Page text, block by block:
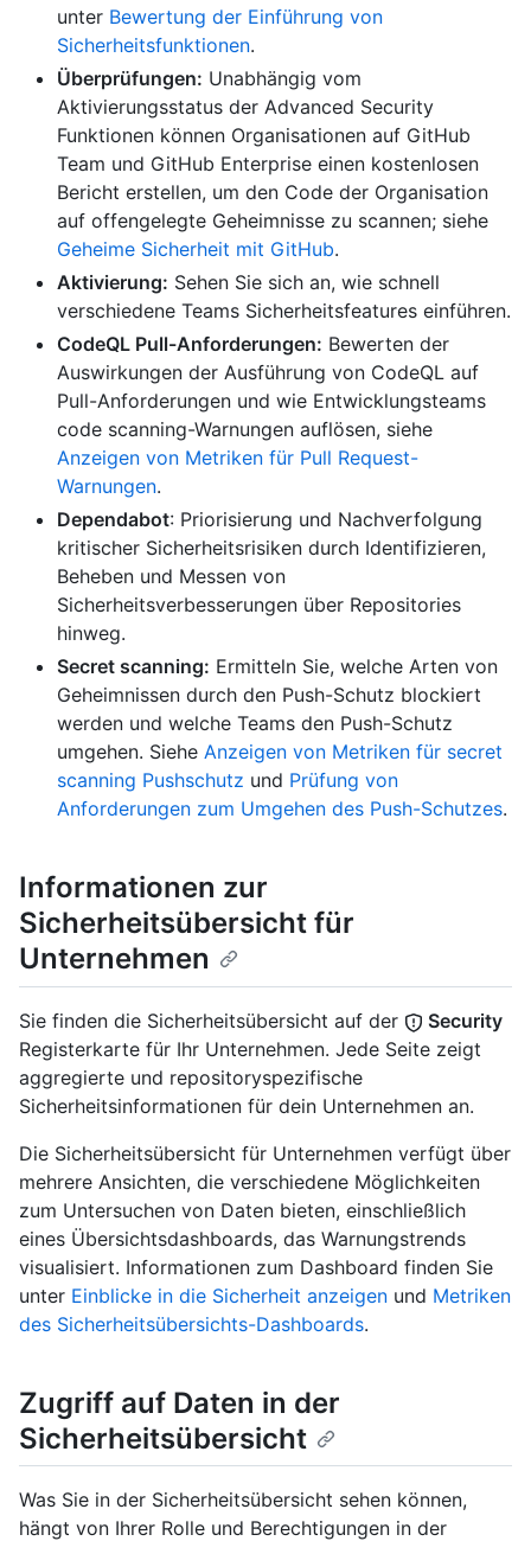
unter Bewertung der Einführung von
Sicherheitsfunktionen.
Überprüfungen: Unabhängig vom
Aktivierungsstatus der Advanced Security
Funktionen können Organisationen auf GitHub
Team und GitHub Enterprise einen kostenlosen
Bericht erstellen, um den Code der Organisation
auf offengelegte Geheimnisse zu scannen; siehe
Geheime Sicherheit mit GitHub.
Aktivierung: Sehen Sie sich an, wie schnell
verschiedene Teams Sicherheitsfeatures einführen.
CodeQL Pull-Anforderungen: Bewerten der
Auswirkungen der Ausführung von CodeQL auf
Pull-Anforderungen und wie Entwicklungsteams
code scanning-Warnungen auflösen, siehe
Anzeigen von Metriken für Pull Request-
Warnungen.
Dependabot: Priorisierung und Nachverfolgung
kritischer Sicherheitsrisiken durch Identifizieren,
Beheben und Messen von
Sicherheitsverbesserungen über Repositories
hinweg.
Secret scanning: Ermitteln Sie, welche Arten von
Geheimnissen durch den Push-Schutz blockiert
werden und welche Teams den Push-Schutz
umgehen. Siehe Anzeigen von Metriken für secret
scanning Pushschutz und Prüfung von
Anforderungen zum Umgehen des Push-Schutzes.
Informationen zur
Sicherheitsübersicht für
Unternehmen
Sie finden die Sicherheitsübersicht auf der
Security
Registerkarte für Ihr Unternehmen. Jede Seite zeigt
aggregierte und repositoryspezifische
Sicherheitsinformationen für dein Unternehmen an.
Die Sicherheitsübersicht für Unternehmen verfügt über
mehrere Ansichten, die verschiedene Möglichkeiten
zum Untersuchen von Daten bieten, einschließlich
eines Übersichtsdashboards, das Warnungstrends
visualisiert. Informationen zum Dashboard finden Sie
unter Einblicke in die Sicherheit anzeigen und Metriken
des Sicherheitsübersichts-Dashboards.
Zugriff auf Daten in der
Sicherheitsübersicht
Was Sie in der Sicherheitsübersicht sehen können,
hängt von Ihrer Rolle und Berechtigungen in der